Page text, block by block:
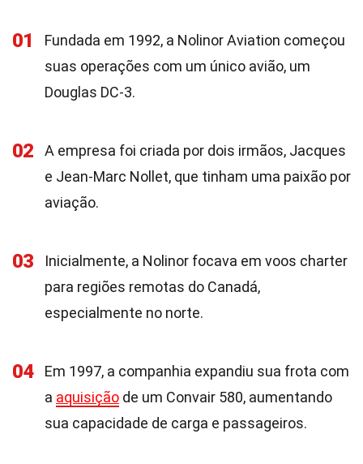
01
Fundada em 1992, a Nolinor Aviation começou
suas operações com um único avião, um
Douglas DC-3.
02
A empresa foi criada por dois irmãos, Jacques
e Jean-Marc Nollet, que tinham uma paixão por
aviação.
03
Inicialmente, a Nolinor focava em voos charter
para regiões remotas do Canadá,
especialmente no norte.
04
Em 1997, a companhia expandiu sua frota com
a aquisição de um Convair 580, aumentando
sua capacidade de carga e passageiros.